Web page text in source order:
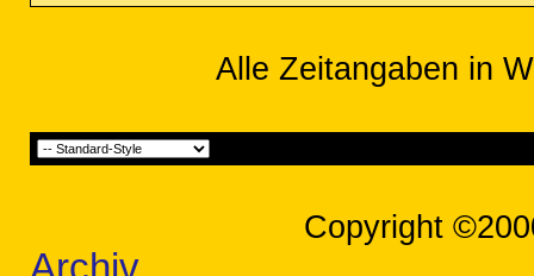
Alle Zeitangaben in
Copyright